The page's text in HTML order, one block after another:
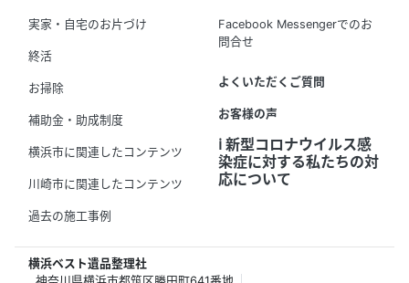
実家・自宅のお片づけ
終活
お掃除
補助金・助成制度
横浜市に関連したコンテンツ
川崎市に関連したコンテンツ
過去の施工事例
Facebook Messengerでのお
問合せ
よくいただくご質問
お客様の声
ℹ️ 新型コロナウイルス感
染症に対する私たちの対
応について
横浜ベスト遺品整理社